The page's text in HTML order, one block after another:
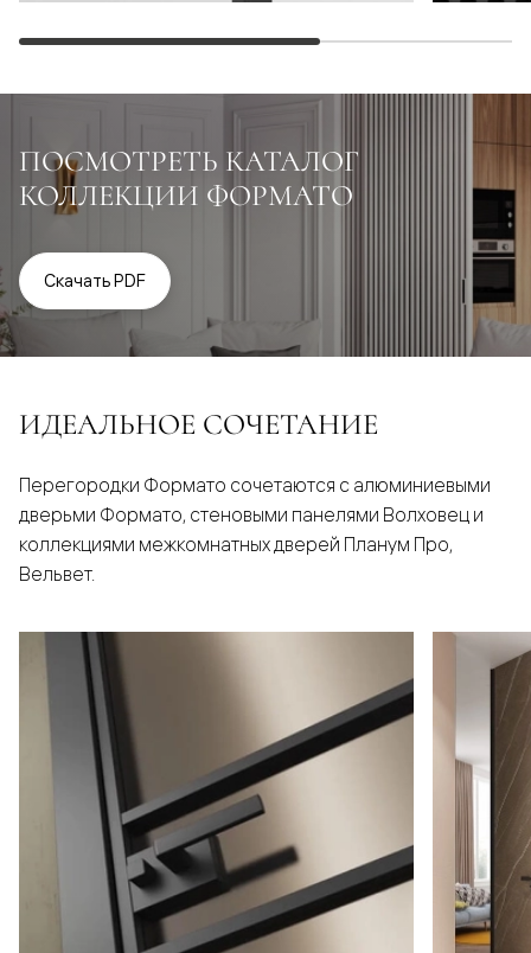
ПОСМОТРЕТЬ КАТАЛОГ
КОЛЛЕКЦИИ ФОРМАТО
Скачать PDF
ИДЕАЛЬНОЕ СОЧЕТАНИЕ
Перегородки Формато сочетаются с алюминиевыми
дверьми Формато, стеновыми панелями Волховец и
коллекциями межкомнатных дверей Планум Про,
Вельвет.